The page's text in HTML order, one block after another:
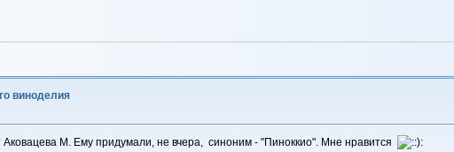
виноделия
М. Ему придумали, не вчера, синоним - "Пиноккио". Мне нравится